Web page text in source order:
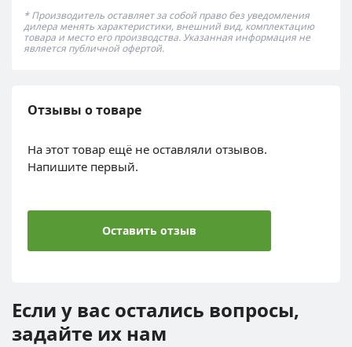
* Производитель оставляет за собой право без уведомления
дилера менять характеристики, внешний вид, комплектацию
товара и место его производства. Указанная информация не
является публичной офертой.
Отзывы о товаре
На этот товар ещё не оставляли отзывов.
Напишите первый.
Оставить отзыв
Если у вас остались вопросы,
задайте их нам